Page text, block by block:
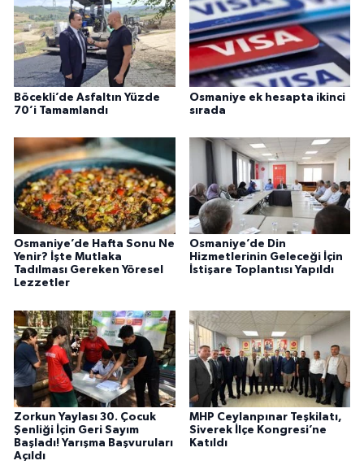
Böcekli’de Asfaltın Yüzde
70’i Tamamlandı
Osmaniye ek hesapta ikinci
sırada
Osmaniye’de Hafta Sonu Ne
Yenir? İşte Mutlaka
Tadılması Gereken Yöresel
Lezzetler
Osmaniye’de Din
Hizmetlerinin Geleceği İçin
İstişare Toplantısı Yapıldı
Zorkun Yaylası 30. Çocuk
Şenliği İçin Geri Sayım
Başladı! Yarışma Başvuruları
Açıldı
MHP Ceylanpınar Teşkilatı,
Siverek İlçe Kongresi’ne
Katıldı